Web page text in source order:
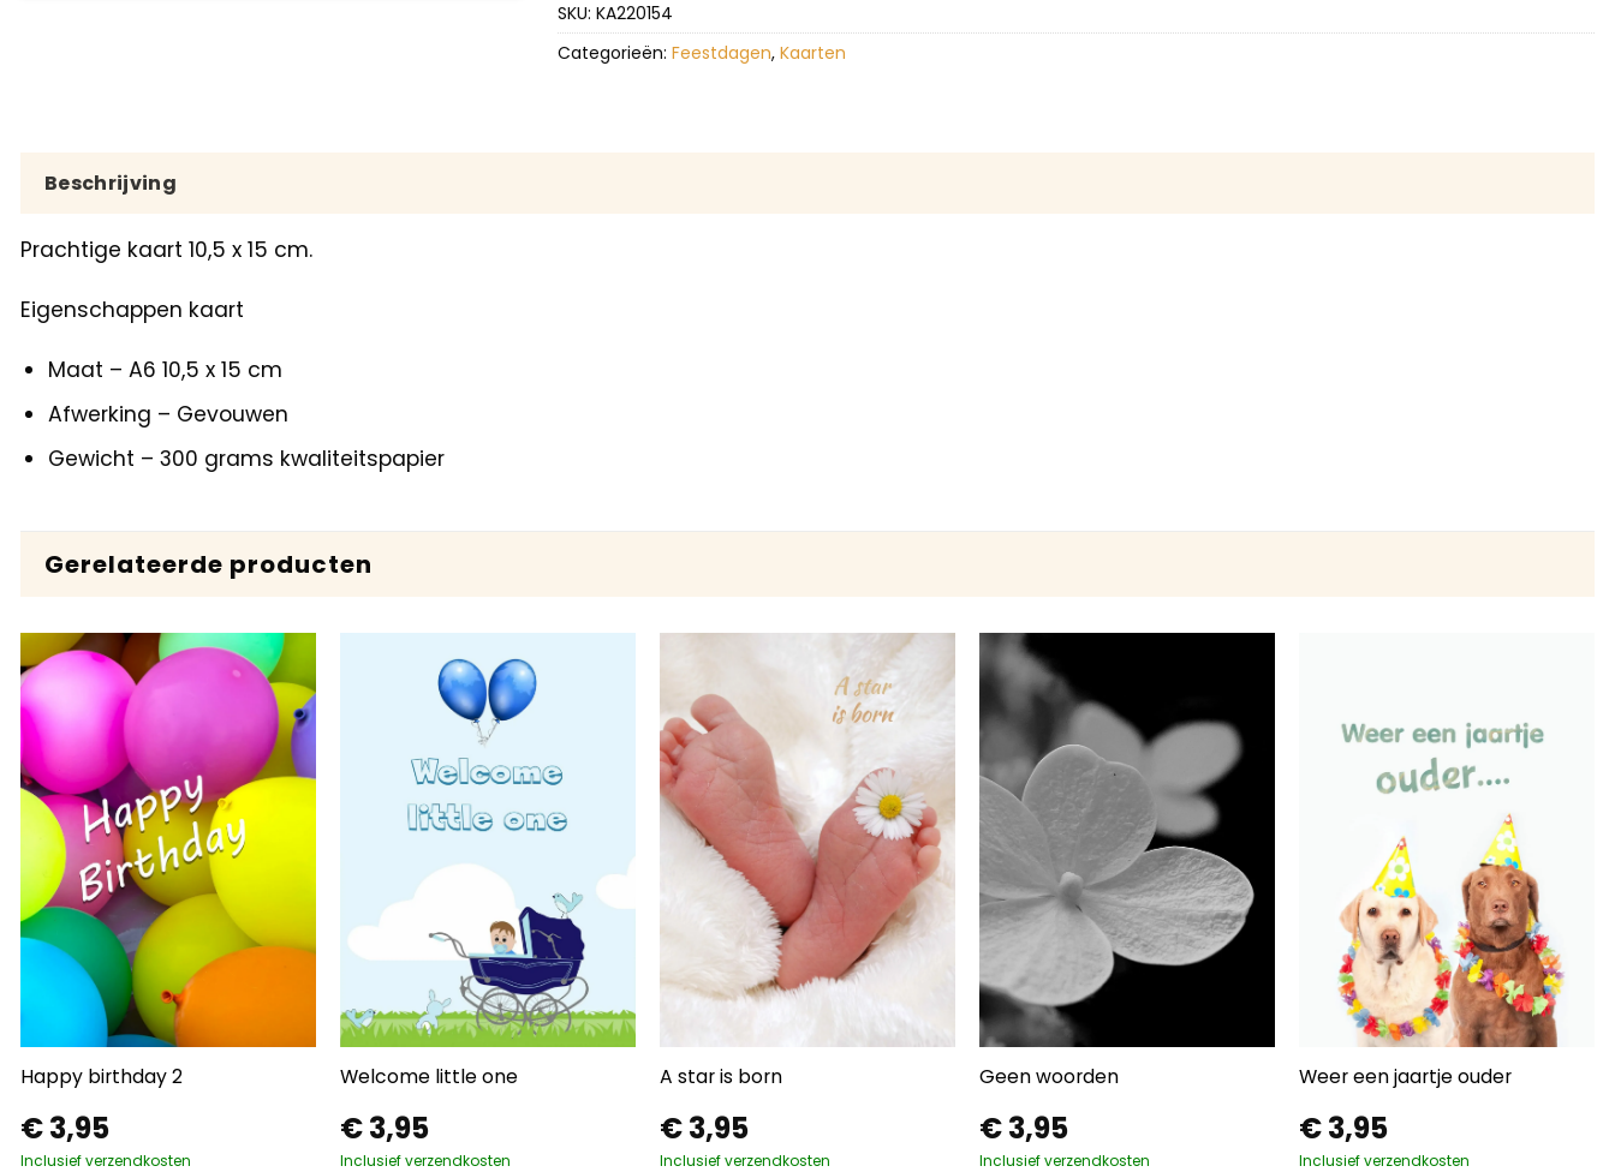
SKU: KA220154
Categorieën: Feestdagen, Kaarten
Beschrijving
Prachtige kaart 10,5 x 15 cm.
Eigenschappen kaart
Maat – A6 10,5 x 15 cm
Afwerking – Gevouwen
Gewicht – 300 grams kwaliteitspapier
Gerelateerde producten
Happy birthday 2
€3,95
Inclusief verzendkosten
Welcome little one
€3,95
Inclusief verzendkosten
A star is born
€3,95
Inclusief verzendkosten
Geen woorden
€3,95
Inclusief verzendkosten
Weer een jaartje ouder
€3,95
Inclusief verzendkosten